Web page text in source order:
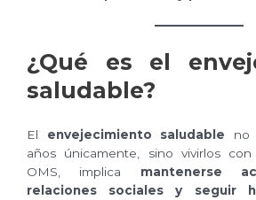
¿Qué es el
saludable?
El envejecimiento saludable no
años únicamente, sino vivirlos
OMS, implica mantenerse
relaciones sociales y seguir